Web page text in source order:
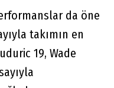
da öne
takımın en
19, Wade